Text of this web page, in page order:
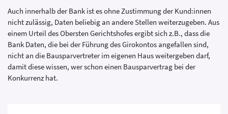
Auch innerhalb der Bank ist es ohne Zustimmung der Kund:innen
nicht zulässig, Daten beliebig an andere Stellen weiterzugeben. Aus
einem Urteil des Obersten Gerichtshofes ergibt sich z.B., dass die
Bank Daten, die bei der Führung des Girokontos angefallen sind,
nicht an die Bausparvertreter im eigenen Haus weitergeben darf,
damit diese wissen, wer schon einen Bausparvertrag bei der
Konkurrenz hat.